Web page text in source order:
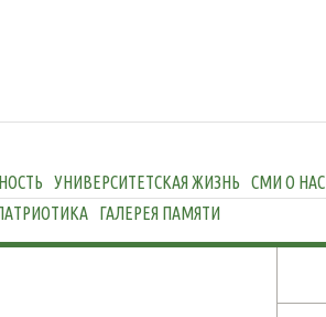
УНИВЕРСИТЕТСКАЯ ЖИЗНЬ СМИ О НАС
ГАЛЕРЕЯ ПАМЯТИ